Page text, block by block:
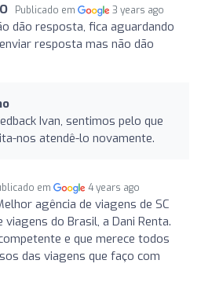
Publicado em 3 years ago
dão resposta, fica aguardando
resposta mas não dão
Ivan, sentimos pelo que
nos atendê-lo novamente.
em 4 years ago
agência de viagens de SC
do Brasil, a Dani Renta.
e que merece todos
das viagens que faço com